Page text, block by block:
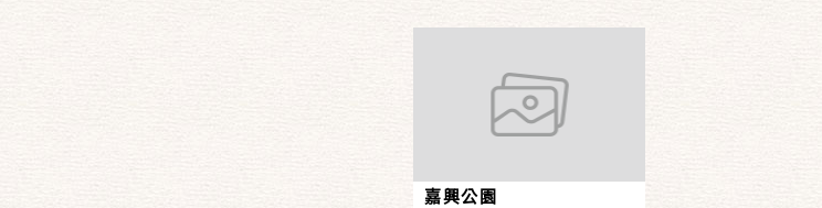
嘉興公園